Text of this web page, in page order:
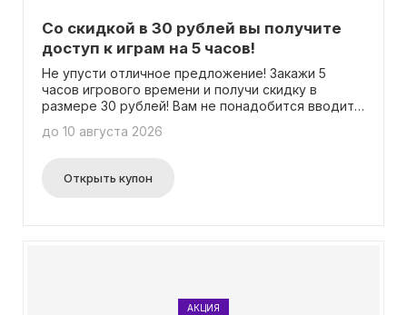
Со скидкой в 30 рублей вы получите
доступ к играм на 5 часов!
Не упусти отличное предложение! Закажи 5
часов игрового времени и получи скидку в
размере 30 рублей! Вам не понадобится вводить
до 10 августа 2026
Открыть купон
АКЦИЯ